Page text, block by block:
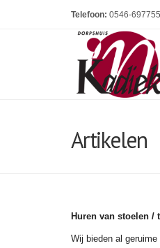
Telefoon: 0546-697755
Artikelen
Huren van stoelen /
Wij bieden al